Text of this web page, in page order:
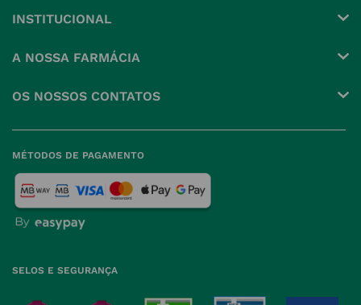
INSTITUCIONAL
A NOSSA FARMÁCIA
Política de Privacidade
Política de Cookies
Política de Devoluções
OS NOSSOS CONTATOS
Farmácias perto de si
MÉTODOS DE PAGAMENTO
SELOS E SEGURANÇA